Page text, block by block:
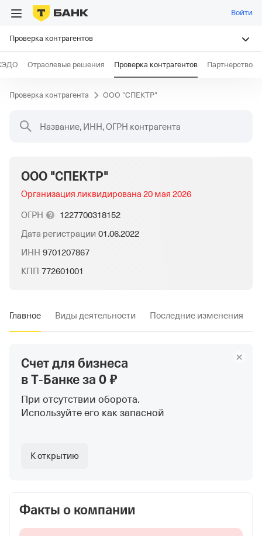
Войти
Проверка контрагентов
Отраслевые решения Проверка контрагентов Партнерство
Проверка контрагента ООО "СПЕКТР"
Название, ИНН, ОГРН контрагента
ООО "СПЕКТР"
Организация ликвидирована 20 мая 2026
ОГРН
1227700318152
Дата регистрации 01.06.2022
ИНН 9701207867
КПП 772601001
Главное Виды деятельности Последние изменения
Счет для бизнеса
в Т‑Банкеза 0 ₽
При отсутствии оборота.
Используйте его как запасной
К открытию
Факты о компании